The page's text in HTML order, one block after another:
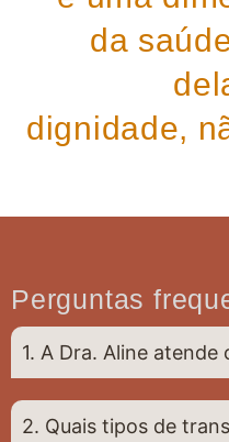
da
dignidade,
Perguntas
1. A Dra. Aline
2. Quais tipos de